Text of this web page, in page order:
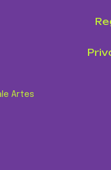
Artes